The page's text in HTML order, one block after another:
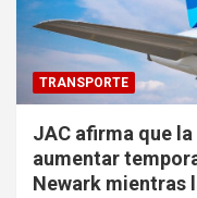
TRANSPORTE
JAC afirma que
aumentar
Newark mientras